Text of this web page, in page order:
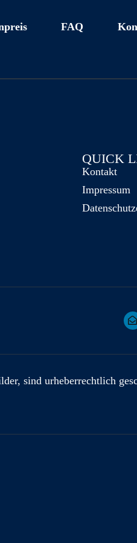
FAQ
QUICK
Kontakt
Impressum
sind urheberrechtlich